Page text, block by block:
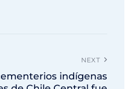
NEXT
indígenas